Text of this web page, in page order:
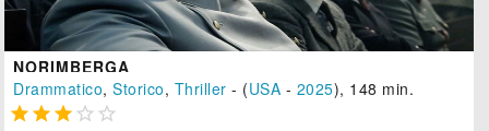
NORIMBERGA
Drammatico,Storico, Thriller - (USA - 2025), 148 min.
    